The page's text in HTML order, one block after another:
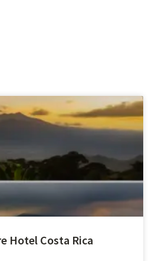
Hotel Costa Rica